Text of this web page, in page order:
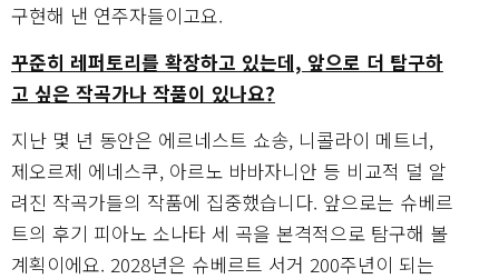
구현해 낸 연주자들이고요.
꾸준히 레퍼토리를 확장하고 있는데, 앞으로 더 탐구하
고 싶은 작곡가나 작품이 있나요?
지난 몇 년 동안은 에르네스트 쇼송, 니콜라이 메트너,
제오르제 에네스쿠, 아르노 바바자니안 등 비교적 덜 알
려진 작곡가들의 작품에 집중했습니다. 앞으로는 슈베르
트의 후기 피아노 소나타 세 곡을 본격적으로 탐구해 볼
계획이에요. 2028년은 슈베르트 서거 200주년이 되는